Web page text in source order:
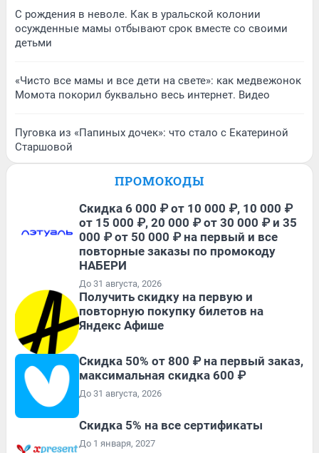
С рождения в неволе. Как в уральской колонии
осужденные мамы отбывают срок вместе со своими
детьми
«Чисто все мамы и все дети на свете»: как медвежонок
Момота покорил буквально весь интернет. Видео
Пуговка из «Папиных дочек»: что стало с Екатериной
Старшовой
ПРОМОКОДЫ
Скидка 6 000 ₽ от 10 000 ₽, 10 000 ₽
от 15 000 ₽, 20 000 ₽ от 30 000 ₽ и 35
000 ₽ от 50 000 ₽ на первый и все
повторные заказы по промокоду
НАБЕРИ
До 31 августа, 2026
Получить скидку на первую и
повторную покупку билетов на
Яндекс Афише
Скидка 50% от 800 ₽ на первый заказ,
максимальная скидка 600 ₽
До 31 августа, 2026
Скидка 5% на все сертификаты
До 1 января, 2027